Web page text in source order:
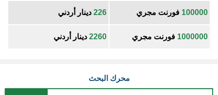
100000 فورنت مجري 226 دينار أردني
1000000 فورنت مجري 2260 دينار أردني
محرك البحث